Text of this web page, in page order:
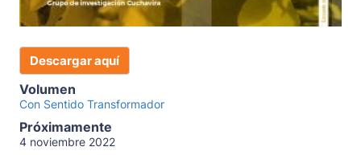
Descargar aquí
Volumen
Con Sentido Transformador
Próximamente
4 noviembre 2022